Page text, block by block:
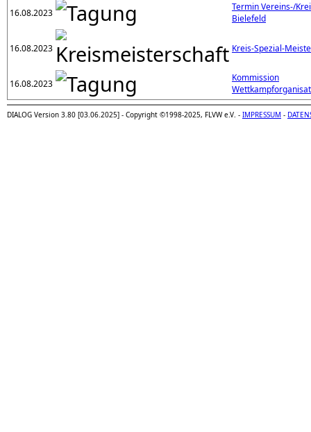
16.08.2023
Termin Vereins-/
Bielefeld
16.08.2023 Kreis-Spezial-
16.08.2023
Kommission
DIALOG Version 3.80 [03.06.2025] - Copyright ©1998-2025, FLVW e.V. - IMPRESSUM -